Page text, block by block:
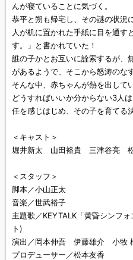
んが寝ていることに気づく。
恭平と朔も帰宅し、その謎の状況
人が机に置かれた手紙に目を通す
す。」と書かれていた！
誰の子かとお互いに詮索するが、
があるようで、そこから怒涛のな
そんな中、赤ちゃんが熱を出して
どうすればいいか分からない3人
任を感じはじめ、その子を育てる
＜キャスト＞
堀井新太 山田裕貴 三津谷亮
＜スタッフ＞
脚本／小山正太
音楽／世武裕子
主題歌／KEYTALK「黄昏シンフ
ト)
演出／岡本伸吾 伊藤雄介 小牧
プロデューサー／松本友香